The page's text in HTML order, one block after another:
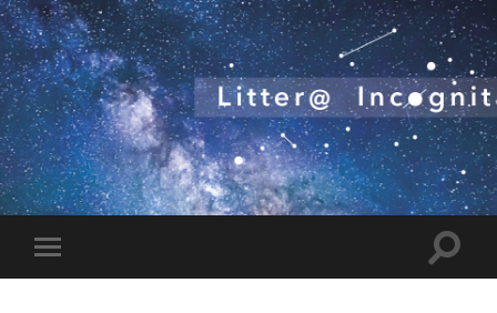
Toggle
mobile
Toggle